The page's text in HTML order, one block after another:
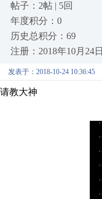
帖子：2帖 | 5回
年度积分：0
历史总积分：69
注册：2018年10月24日
发表于：2018-10-24 10:36:45
请教大神